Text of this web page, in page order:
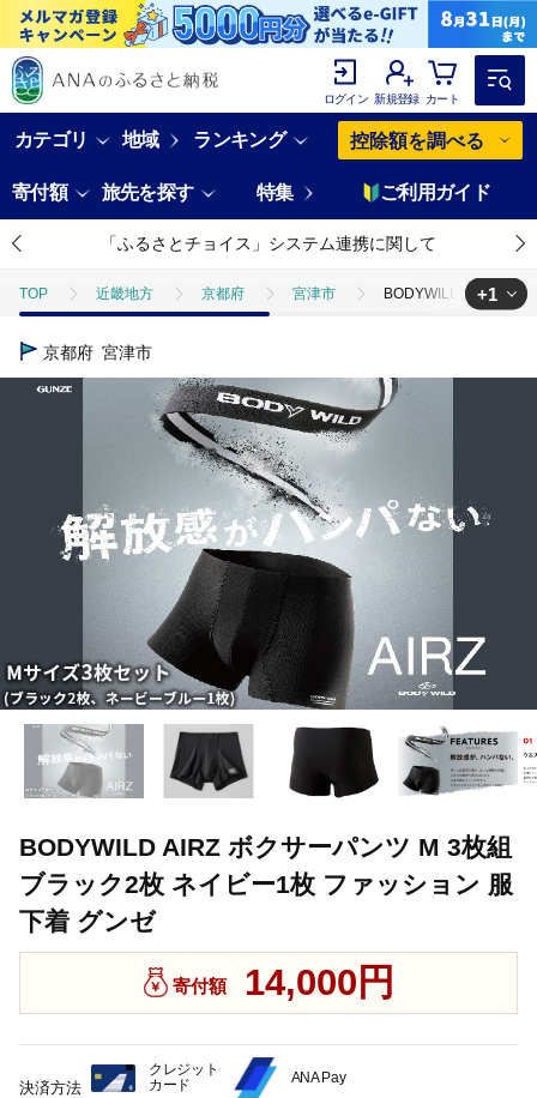
ログイン 新規登録 カート
カテゴリ 地域 ランキング 控除額を調べる
寄付額 旅先を探す 特集 ご利用ガイド
「ふるさとチョイス」システム連携に関して
TOP 近畿地方 京都府 宮津市 BODYWILD AIRZ ボク
TOP
+1
京都府 宮津市
BODYWILD AIRZ ボクサーパンツ M 3枚組
ブラック2枚 ネイビー1枚 ファッション 服
下着 グンゼ
寄付額 14,000円
決済方法
クレジット
カード
ANA Pay